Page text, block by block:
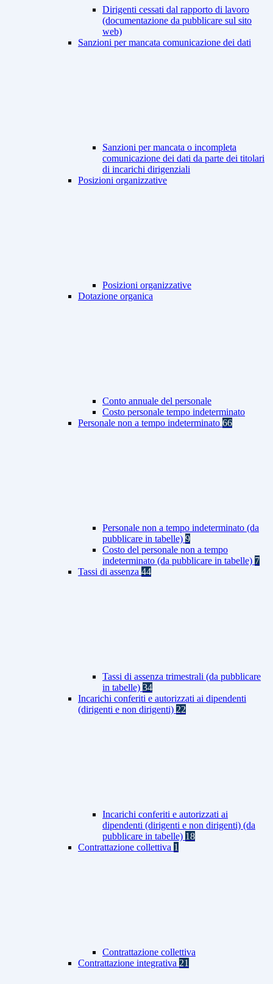
Dirigenti cessati dal rapporto di lavoro
(documentazione da pubblicare sul sito
web)
Sanzioni per mancata comunicazione dei dati
Sanzioni per mancata o incompleta
comunicazione dei dati da parte dei titolari
di incarichi dirigenziali
Posizioni organizzative
Posizioni organizzative
Dotazione organica
Conto annuale del personale
Costo personale tempo indeterminato
Personale non a tempo indeterminato 66
Personale non a tempo indeterminato (da
pubblicare in tabelle) 9
Costo del personale non a tempo
indeterminato (da pubblicare in tabelle) 7
Tassi di assenza 44
Tassi di assenza trimestrali (da pubblicare
in tabelle) 34
Incarichi conferiti e autorizzati ai dipendenti
(dirigenti e non dirigenti) 22
Incarichi conferiti e autorizzati ai
dipendenti (dirigenti e non dirigenti) (da
pubblicare in tabelle) 18
Contrattazione collettiva 1
Contrattazione collettiva
Contrattazione integrativa 21